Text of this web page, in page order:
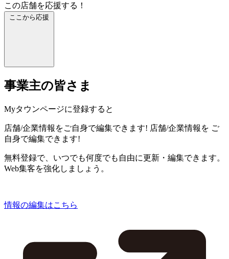
この店舗を応援する！
ここから応援
事業主の皆さま
Myタウンページに登録すると
店舗/企業情報をご自身で編集できます! 店舗/企業情報を ご
自身で編集できます!
無料登録で、いつでも何度でも自由に更新・編集できます。
Web集客を強化しましょう。
情報の編集はこちら